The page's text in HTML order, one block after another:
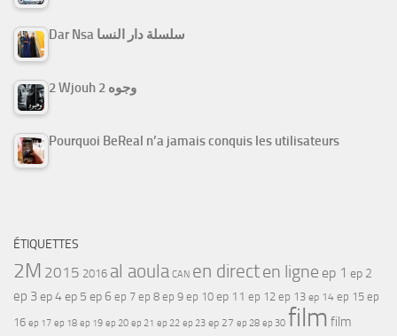
Dar Nsa سلسلة دار النسا
2 Wjouh 2 وجوه
Pourquoi BeReal n’a jamais conquis les utilisateurs
ÉTIQUETTES
2M 2015 2016 al aoula CAN en directen ligne ep 1 ep 2
ep 3ep 4ep 5 ep 6 ep 7 ep 8 ep 9 ep 10 ep 11 ep 12 ep 13 ep 14 ep 15 ep
16 ep 17 ep 18 ep 19 ep 20 ep 21 ep 22 ep 23 ep 27 ep 28 ep 30 film film